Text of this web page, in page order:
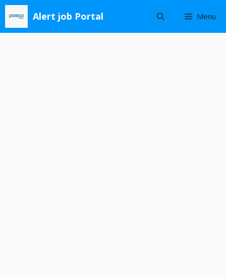
Skip
content
Alert job Portal Menu